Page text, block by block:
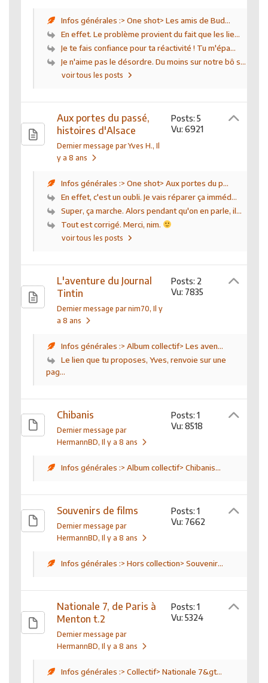
Infos générales :> One shot> Les amis de Bud...
En effet. Le problème provient du fait que les lie...
Je te fais confiance pour ta réactivité ! Tu m'épa...
Je n'aime pas le désordre. Du moins sur notre bô s...
voir tous les posts
Aux portes du passé,
histoires d'Alsace
Dernier message par Yves H., Il
y a 8 ans
Posts: 5
Vu: 6921
Infos générales :> One shot> Aux portes du p...
En effet, c'est un oubli. Je vais réparer ça imméd...
Super, ça marche. Alors pendant qu'on en parle, il...
Tout est corrigé. Merci, nim.
voir tous les posts
L'aventure du Journal
Tintin
Dernier message par nim70, Il y
a 8 ans
Posts: 2
Vu: 7835
Infos générales :> Album collectif> Les aven...
Le lien que tu proposes, Yves, renvoie sur une
pag...
Chibanis
Dernier message par
HermannBD, Il y a 8 ans
Posts: 1
Vu: 8518
Infos générales :> Album collectif> Chibanis...
Souvenirs de films
Dernier message par
HermannBD, Il y a 8 ans
Posts: 1
Vu: 7662
Infos générales :> Hors collection> Souvenir...
Nationale 7, de Paris à
Menton t.2
Dernier message par
HermannBD, Il y a 8 ans
Posts: 1
Vu: 5324
Infos générales :> Collectif> Nationale 7&gt...